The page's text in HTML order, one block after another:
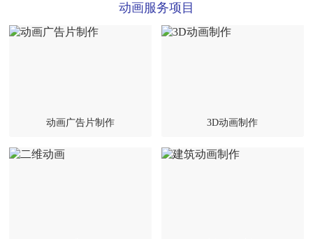
动画服务项目
动画广告片制作 3D动画制作